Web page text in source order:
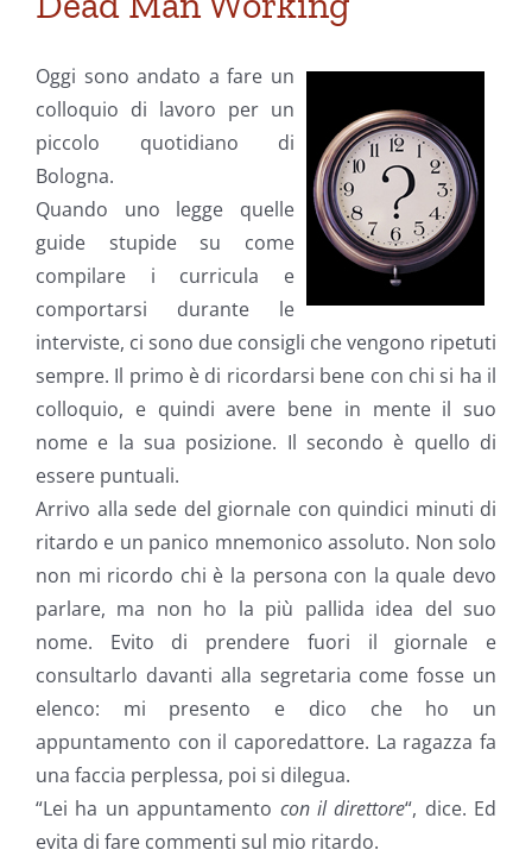
Oggi sono andato a fare un
colloquio di lavoro per un
piccolo quotidiano di
Bologna.
Quando uno legge quelle
guide stupide su come
compilare i curricula e
comportarsi durante le
interviste, ci sono due consigli che vengono ripetuti
sempre. Il primo è di ricordarsi bene con chi si ha il
colloquio, e quindi avere bene in mente il suo
nome e la sua posizione. Il secondo è quello di
essere puntuali.
Arrivo alla sede del giornale con quindici minuti di
ritardo e un panico mnemonico assoluto. Non solo
non mi ricordo chi è la persona con la quale devo
parlare, ma non ho la più pallida idea del suo
nome. Evito di prendere fuori il giornale e
consultarlo davanti alla segretaria come fosse un
elenco: mi presento e dico che ho un
appuntamento con il caporedattore. La ragazza fa
una faccia perplessa, poi si dilegua.
“Lei ha un appuntamento con il direttore“, dice. Ed
evita di fare commenti sul mio ritardo.